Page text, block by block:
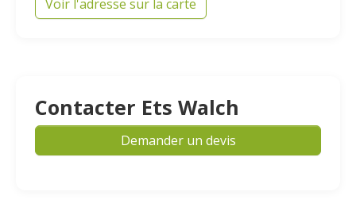
Voir l'adresse sur la carte
Contacter Ets Walch
Demander un devis